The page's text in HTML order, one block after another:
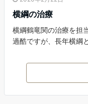
横綱の治療
横綱鶴竜関の治療を担
過酷ですが、長年横綱と